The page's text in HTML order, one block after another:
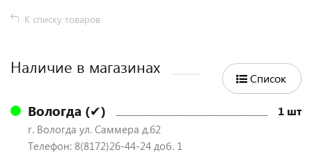
К списку товаров
Наличие в магазинах
Список
Вологда (✔) 1 шт
г. Вологда ул. Саммера д.62
Телефон: 8(8172)26-44-24 доб. 1